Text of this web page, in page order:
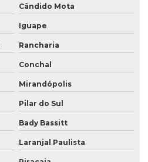
Cândido Mota
Iguape
Rancharia
Conchal
Mirandópolis
Pilar do Sul
Bady Bassitt
Laranjal Paulista